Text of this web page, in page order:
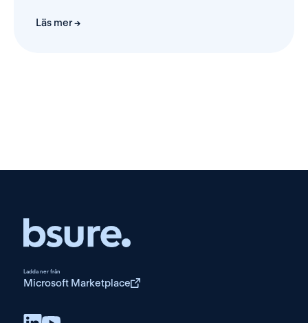
Läs mer →
Ladda ner från
Microsoft Marketplace